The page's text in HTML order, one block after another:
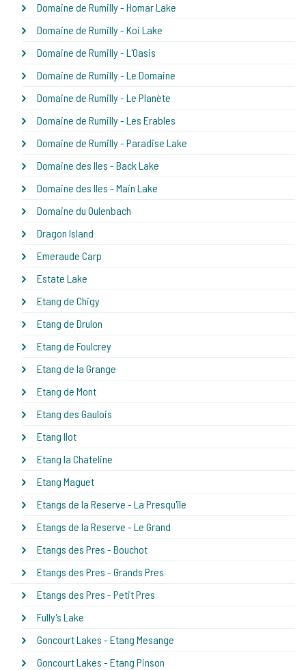
Domaine de Rumilly - Homar Lake
Domaine de Rumilly - Koi Lake
Domaine de Rumilly - L'Oasis
Domaine de Rumilly - Le Domaine
Domaine de Rumilly - Le Planète
Domaine de Rumilly - Les Erables
Domaine de Rumilly - Paradise Lake
Domaine des Iles - Back Lake
Domaine des Iles - Main Lake
Domaine du Oulenbach
Dragon Island
Emeraude Carp
Estate Lake
Etang de Chigy
Etang de Drulon
Etang de Foulcrey
Etang de la Grange
Etang de Mont
Etang des Gaulois
Etang Ilot
Etang la Chateline
Etang Maguet
Etangs de la Reserve - La Presqu'île
Etangs de la Reserve - Le Grand
Etangs des Pres - Bouchot
Etangs des Pres - Grands Pres
Etangs des Pres - Petit Pres
Fully's Lake
Goncourt Lakes - Etang Mesange
Goncourt Lakes - Etang Pinson